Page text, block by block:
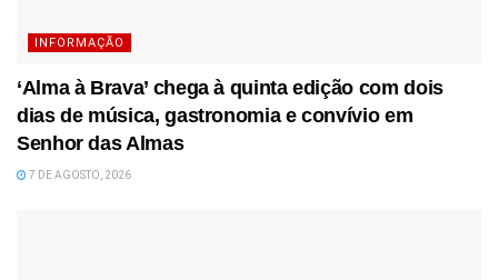
INFORMAÇÃO
‘Alma à Brava’ chega à quinta edição com dois
dias de música, gastronomia e convívio em
Senhor das Almas
7 DE AGOSTO, 2026